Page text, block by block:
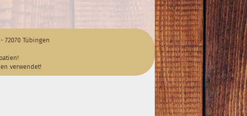
72070 Tübingen
verwendet!